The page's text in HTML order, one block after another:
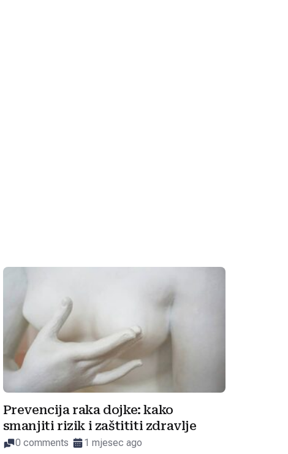
Prevencija raka dojke: kako
smanjiti rizik i zaštititi zdravlje
0 comments 1 mjesec ago